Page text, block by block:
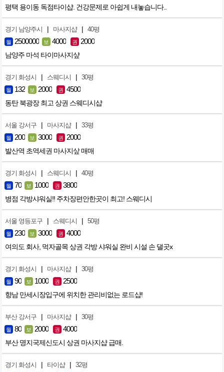
평택 용이동 독점타이샵. 건강문제로 아쉽게 내놓습니다..
경기 남양주시 | 마사지샵 | 40평
월 2500000 보 4000 권 2000
남양주 마석 타이마사지샾
경기 화성시 | 스웨디시 | 30평
월 132 보 2000 권 4500
동탄 북광장 최고 상권 스웨디시샵
서울 강서구 | 마사지샵 | 33평
월 200 보 3000 권 2000
발산역 초역세권 마사지샆 매매
경기 화성시 | 스웨디시 | 40평
월 70 보 1000 권 3800
병점 각방샤워실!! 주차장편안한곳이 최고! 스웨디시
서울 영등포구 | 스웨디시 | 50평
월 230 보 3000 권 4000
여의도 회사, 먹자골목 상권 각방 샤워실 완비 시설 손 댈곳x
경기 화성시 | 마사지샵 | 30평
월 90 보 1000 권 2500
향남 만세시장입구에 위치한 관리비없는 로드샵!
부산 강서구 | 마사지샵 | 30평
월 80 보 2000 권 4000
부산 명지국제신도시 상권 마사지샵 급매.
경기 화성시 | 타이샵 | 32평